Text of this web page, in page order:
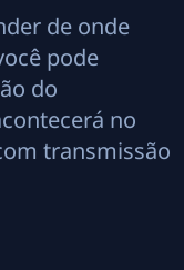
de onde
pode
do
no
transmissão